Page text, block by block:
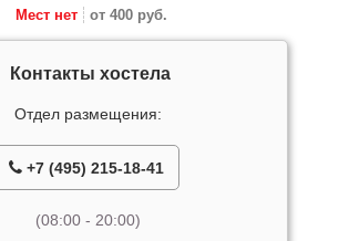
Мест нет от 400 руб.
Контакты хостела
Отдел размещения:
+7 (495) 215-18-41
(08:00 - 20:00)